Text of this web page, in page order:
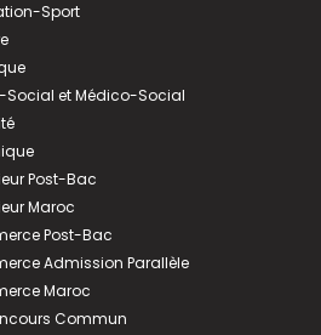
Sport
Social et Médico-Social
Post-Bac
Maroc
Post-Bac
Admission Parallèle
Maroc
Commun